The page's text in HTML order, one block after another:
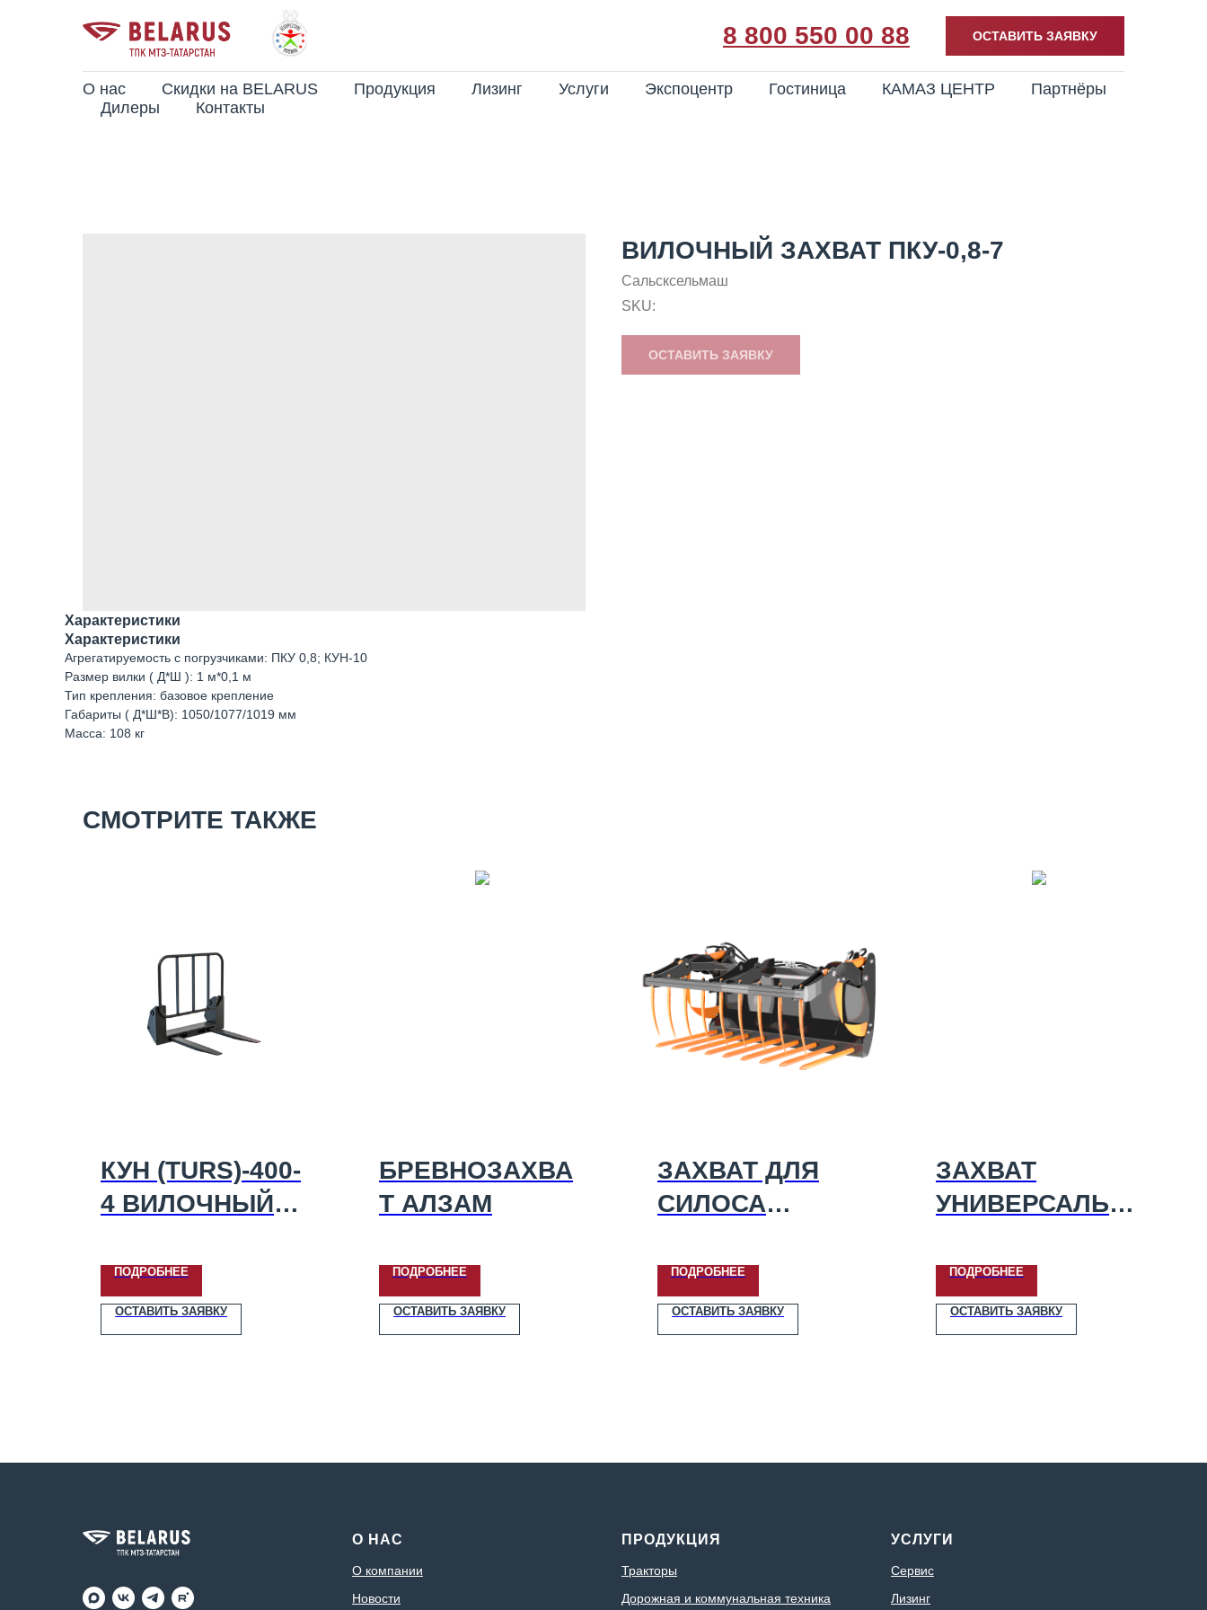
8 800 550 00 88 ОСТАВИТЬ ЗАЯВКУ
О нас Скидки на BELARUS Продукция Лизинг Услуги Экспоцентр Гостиница КАМАЗ ЦЕНТР
Партнёры
Дилеры
Контакты
ВИЛОЧНЫЙ ЗАХВАТ ПКУ-0,8-7
Сальсксельмаш
SKU:
ОСТАВИТЬ ЗАЯВКУ
Характеристики
Характеристики
Агрегатируемость с погрузчиками: ПКУ 0,8; КУН-10
Размер вилки ( Д*Ш ): 1 м*0,1 м
Тип крепления: базовое крепление
Габариты ( Д*Ш*В): 1050/1077/1019 мм
Масса: 108 кг
СМОТРИТЕ ТАКЖЕ
КУН (TURS)-400-
4 ВИЛОЧНЫЙ
ПОДРОБНЕЕ
ОСТАВИТЬ ЗАЯВКУ
БРЕВНОЗАХВА
Т АЛЗАМ
ПОДРОБНЕЕ
ОСТАВИТЬ ЗАЯВКУ
ЗАХВАТ ДЛЯ
СИЛОСА
ПОДРОБНЕЕ
ОСТАВИТЬ ЗАЯВКУ
ЗАХВАТ
УНИВЕРСАЛЬН
ПОДРОБНЕЕ
ОСТАВИТЬ ЗАЯВКУ
О НАС
О компании
Новости
ПРОДУКЦИЯ
Тракторы
Дорожная и коммунальная техника
УСЛУГИ
Сервис
Лизинг